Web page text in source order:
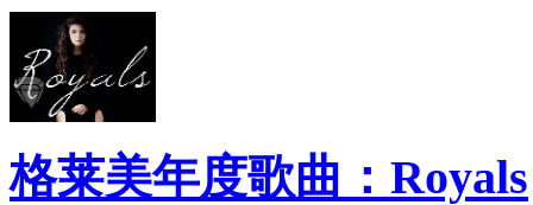
格莱美年度歌曲：Royals